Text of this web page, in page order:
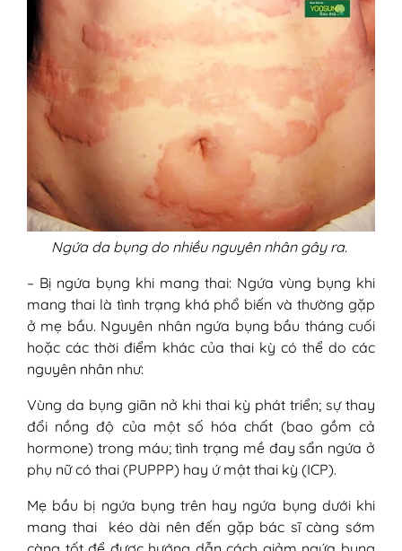
Ngứa da bụng do nhiều nguyên nhân gây ra.
– Bị ngứa bụng khi mang thai: Ngứa vùng bụng khi
mang thai là tình trạng khá phổ biến và thường gặp
ở mẹ bầu. Nguyên nhân ngứa bụng bầu tháng cuối
hoặc các thời điểm khác của thai kỳ có thể do các
nguyên nhân như:
Vùng da bụng giãn nở khi thai kỳ phát triển; sự thay
đổi nồng độ của một số hóa chất (bao gồm cả
hormone) trong máu; tình trạng mề đay sẩn ngứa ở
phụ nữ có thai (PUPPP) hay ứ mật thai kỳ (ICP).
Mẹ bầu bị ngứa bụng trên hay ngứa bụng dưới khi
mang thai kéo dài nên đến gặp bác sĩ càng sớm